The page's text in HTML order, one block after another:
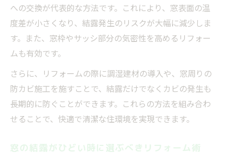
への交換が代表的な方法です。これにより、窓表面の温
度差が小さくなり、結露発生のリスクが大幅に減少しま
す。また、窓枠やサッシ部分の気密性を高めるリフォー
ムも有効です。
さらに、リフォームの際に調湿建材の導入や、窓周りの
防カビ施工を施すことで、結露だけでなくカビの発生も
長期的に防ぐことができます。これらの方法を組み合わ
せることで、快適で清潔な住環境を実現できます。
窓の結露がひどい時に選ぶべきリフォーム術